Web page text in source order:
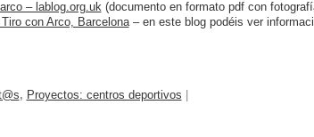
– lablog.org.uk(documento en formato pdf con
con Arco, Barcelona– en este blog podéis ver
, Proyectos: centros deportivos